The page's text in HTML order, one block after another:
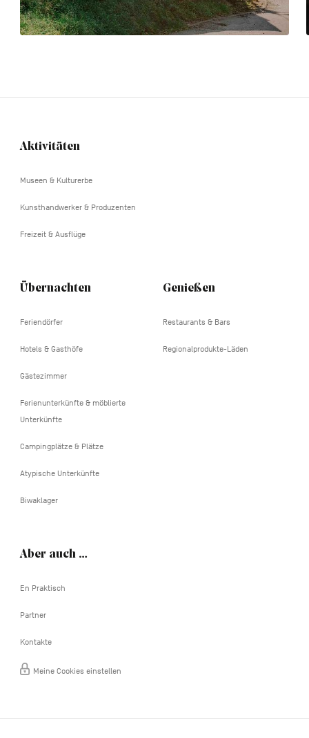
Navigation
Aktivitäten
Museen & Kulturerbe
Kunsthandwerker & Produzenten
Freizeit & Ausflüge
Übernachten
Feriendörfer
Hotels & Gasthöfe
Gästezimmer
Ferienunterkünfte & möblierte
Unterkünfte
Campingplätze & Plätze
Atypische Unterkünfte
Biwaklager
Genießen
Restaurants & Bars
Regionalprodukte-Läden
Aber auch …
En Praktisch
Partner
Kontakte
Meine Cookies einstellen